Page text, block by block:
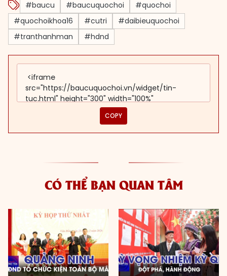
#baucu #baucuquochoi
#quochoi
#quochoikhoa16
#cutri
#daibieuquochoi
#tranthanhman
#hdnd
COPY
CÓ THỂ BẠN QUAN TÂM